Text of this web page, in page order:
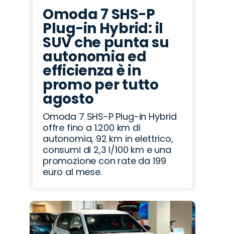
Omoda 7 SHS-P
Plug-in Hybrid: il
SUV che punta su
autonomia ed
efficienza è in
promo per tutto
agosto
Omoda 7 SHS-P Plug-in Hybrid
offre fino a 1.200 km di
autonomia, 92 km in elettrico,
consumi di 2,3 l/100 km e una
promozione con rate da 199
euro al mese.